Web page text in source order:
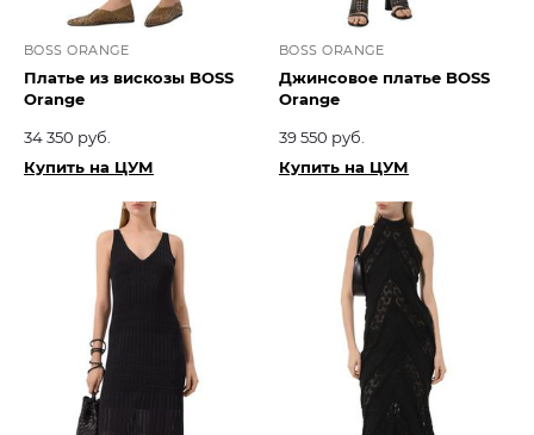
BOSS ORANGE
Платье из вискозы BOSS
Orange
34 350 руб.
Купить на ЦУМ
BOSS ORANGE
Джинсовое платье BOSS
Orange
39 550 руб.
Купить на ЦУМ